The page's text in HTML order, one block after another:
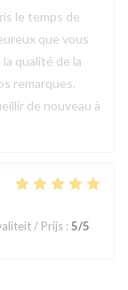
le temps de
que vous
qualité de la
remarques.
de nouveau à
/ Prijs : 5/5